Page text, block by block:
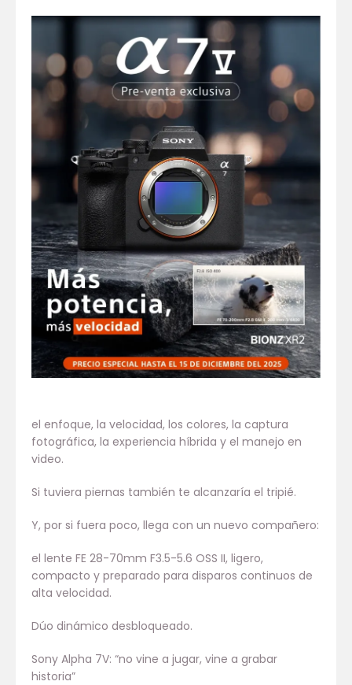
el enfoque, la velocidad, los colores, la captura
fotográfica, la experiencia híbrida y el manejo en
video.
Si tuviera piernas también te alcanzaría el tripié.
Y, por si fuera poco, llega con un nuevo compañero:
el lente FE 28-70mm F3.5-5.6 OSS II, ligero,
compacto y preparado para disparos continuos de
alta velocidad.
Dúo dinámico desbloqueado.
Sony Alpha 7V: “no vine a jugar, vine a grabar
historia”